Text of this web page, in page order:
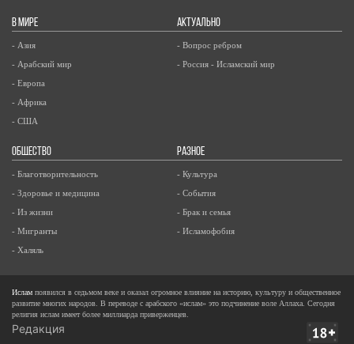
В МИРЕ
- Азия
- Арабский мир
- Европа
- Африка
- США
АКТУАЛЬНО
- Вопрос ребром
- Россия - Исламский мир
ОБЩЕСТВО
- Благотворительность
- Здоровье и медицина
- Из жизни
- Мигранты
- Халяль
РАЗНОЕ
- Культура
- События
- Брак и семья
- Исламофобия
Ислам появился в седьмом веке и оказал огромное влияние на историю, культуру и общественное
развитие многих народов. В переводе с арабского «ислам» это подчинение воле Аллаха. Сегодня
религия ислам имеет более миллиарда приверженцев.
Редакция